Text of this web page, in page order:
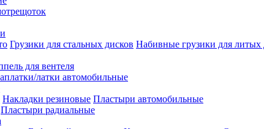
Грузики для стальных дисков Набивные грузики для литых
для вентеля
латки автомобильные
Накладки резиновые Пластыри автомобильные
Пластыри радиальные